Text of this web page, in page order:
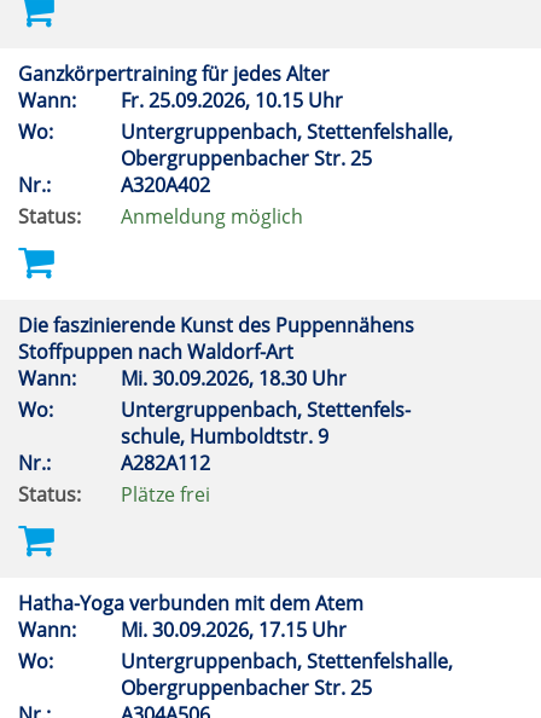
Ganzkörpertraining für jedes Alter
Wann:
Fr.25.09.2026, 10.15 Uhr
Wo:
Untergruppenbach, Stettenfelshalle,
Obergruppenbacher Str. 25
Nr.:
A320A402
Status:
Anmeldung möglich
Die faszinierende Kunst des Puppennähens
Stoffpuppen nach Waldorf-Art
Wann:
Mi.30.09.2026, 18.30 Uhr
Wo:
Untergruppenbach, Stettenfels-
schule, Humboldtstr. 9
Nr.:
A282A112
Status:
Plätze frei
Hatha-Yoga verbunden mit dem Atem
Wann:
Mi.30.09.2026, 17.15 Uhr
Wo:
Untergruppenbach, Stettenfelshalle,
Obergruppenbacher Str. 25